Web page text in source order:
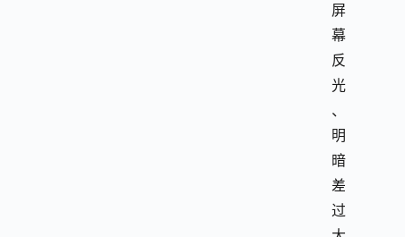
屏
幕
反
光
、
明
暗
差
过